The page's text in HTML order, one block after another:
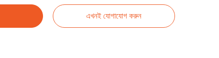
এখনই যোগাযোগ করুন